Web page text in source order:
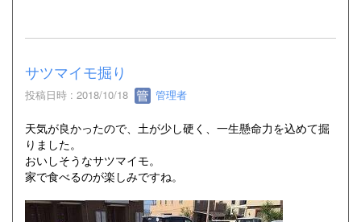
サツマイモ掘り
投稿日時 : 2018/10/18 管理者
天気が良かったので、土が少し硬く、一生懸命力を込めて掘
りました。
おいしそうなサツマイモ。
家で食べるのが楽しみですね。